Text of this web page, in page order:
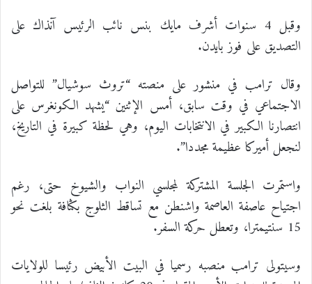
وقبل 4 سنوات أشرف مايك بنس نائب الرئيس آنذاك على
التصديق على فوز بايدن.
وقال ترامب في منشور على منصته “تروث سوشيال” للتواصل
الاجتماعي في وقت سابق، أمس الإثنين “يشهد الكونغرس على
انتصارنا الكبير في الانتخابات اليوم، وهي لحظة كبيرة في التاريخ،
لنجعل أميركا عظيمة مجددا”.
واستمرت الجلسة المشتركة لمجلسي النواب والشيوخ حتى، رغم
اجتياح عاصفة العاصمة واشنطن مع تساقط الثلوج بكثافة بلغت نحو
15 سنتيمترا، وتعطل حركة السفر.
وسيتولى ترامب منصبه رسميا في البيت الأبيض رئيسا للولايات